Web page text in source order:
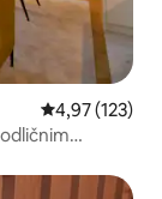
Prosječna
4,97 (123)